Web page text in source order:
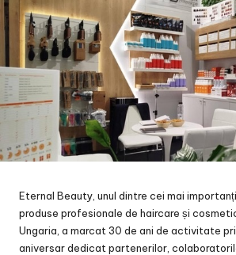
Eternal Beauty, unul dintre cei mai
produse profesionale de haircare și
Ungaria, a marcat 30 de ani de activitate
aniversar dedicat partenerilor,